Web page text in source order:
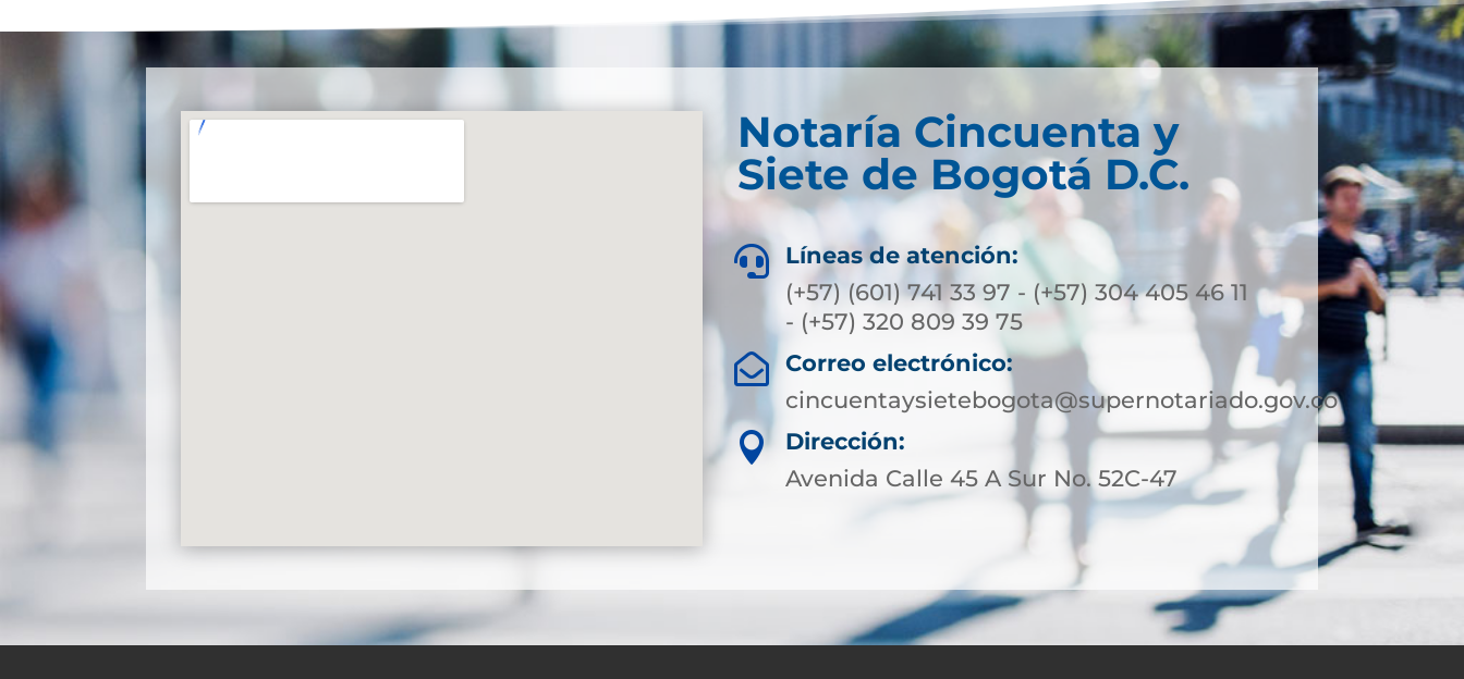
Notaría Cincuenta y
Siete de Bogotá D.C.

Líneas de atención:
(+57) (601) 741 33 97 - (+57) 304 405 46 11
- (+57) 320 809 39 75

Correo electrónico:
cincuentaysietebogota@supernotariado.gov.co

Dirección:
Avenida Calle 45 A Sur No. 52C-47